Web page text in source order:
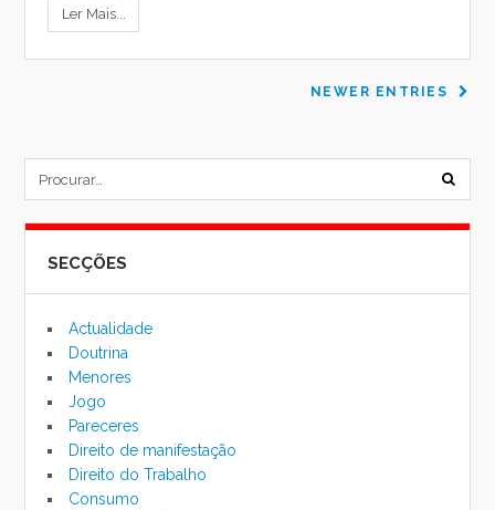
Ler Mais...
NEWER ENTRIES
SECÇÕES
Actualidade
Doutrina
Menores
Jogo
Pareceres
Direito de manifestação
Direito do Trabalho
Consumo